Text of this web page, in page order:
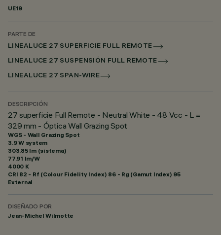
UE19
PARTE DE
LINEALUCE 27 SUPERFICIE FULL REMOTE
LINEALUCE 27 SUSPENSIÓN FULL REMOTE
LINEALUCE 27 SPAN-WIRE
DESCRIPCIÓN
27 superficie Full Remote - Neutral White - 48 Vcc - L =
329 mm - Óptica Wall Grazing Spot
WGS - Wall Grazing Spot
3.9 W system
303.85 lm (sistema)
77.91 lm/W
4000 K
CRI 82 - Rf (Colour Fidelity Index) 86 - Rg (Gamut Index) 95
External
DISEÑADO POR
Jean-Michel Wilmotte